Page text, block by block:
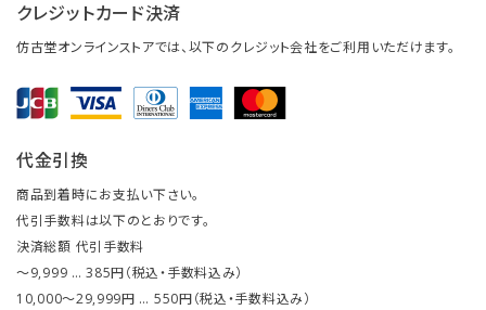
クレジットカード決済
仿古堂オンラインストアでは、以下のクレジット会社をご利用いただけます。
代金引換
商品到着時にお支払い下さい。
代引手数料は以下のとおりです。
決済総額 代引手数料
～9,999 … 385円（税込・手数料込み）
10,000～29,999円 … 550円（税込・手数料込み）